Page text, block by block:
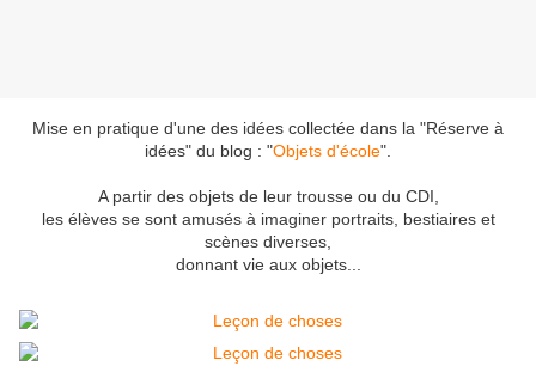
Mise en pratique d'une des idées collectée dans la "Réserve à
idées" du blog : "Objets d'école".
A partir des objets de leur trousse ou du CDI,
les élèves se sont amusés à imaginer portraits, bestiaires et
scènes diverses,
donnant vie aux objets...